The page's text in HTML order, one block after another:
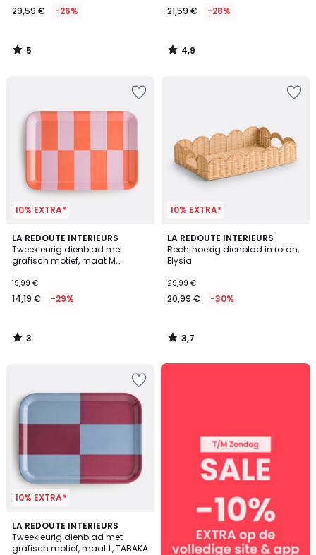
In
van
39,99
toegepast.
29,59 € -26%
5
/
21,59 € -28%
4,9
/
10% EXTRA*
LA REDOUTE INTERIEURS
Tweekleurig dienblad met
grafisch motief, maat M,
19,99 €
14,19 € -29%
3
/
5
3
/
10% EXTRA*
LA REDOUTE INTERIEURS
Rechthoekig dienblad in rotan,
Elysia
29,99 €
20,99 € -30%
3,7
/ 5
3,7
/
10% EXTRA*
LA REDOUTE INTERIEURS
Tweekleurig dienblad met
grafisch motief, maat L, TABAKA
4
/
5
SALE
artikelen*